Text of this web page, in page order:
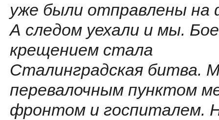
уже были отправлены на
А следом уехали и мы.
крещением стала
Сталинградская битва.
перевалочным пунктом
фронтом и госпиталем.